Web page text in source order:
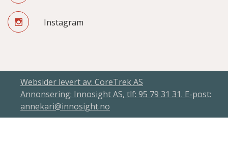
Instagram
Websider levert av: CoreTrek AS
Annonsering: Innosight AS, tlf: 95 79 31 31. E-post:
annekari@innosight.no